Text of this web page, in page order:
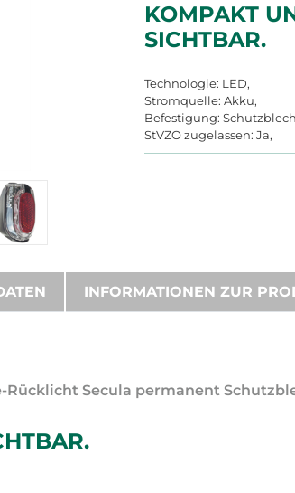
KOMPAKT
SICHTBAR.
Technologie: LED,
Stromquelle: Akku,
Befestigung:
StVZO zugelassen: Ja,
INFORMATIONEN ZUR
Secula permanent